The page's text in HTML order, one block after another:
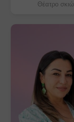
Θέατρο